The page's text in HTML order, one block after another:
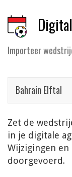
Importeer
Bahrain Elftal
Zet de
in je digitale
Wijzigingen
doorgevoerd.